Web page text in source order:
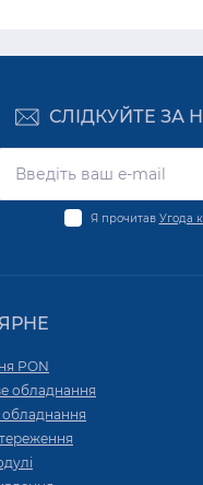
СЛІДКУЙТЕ ЗА
Я прочитав Угода
PON
обладнання